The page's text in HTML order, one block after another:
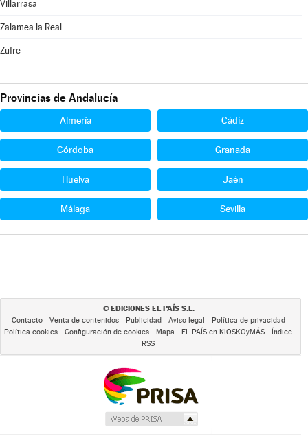
Villarrasa
Zalamea la Real
Zufre
Provincias de Andalucía
Almería Cádiz
Córdoba Granada
Huelva Jaén
Málaga Sevilla
© EDICIONES EL PAÍS S.L.
Contacto Venta de contenidos Publicidad Aviso legal
Política de privacidad
Política cookies
Configuración de cookies Mapa EL PAÍS en KIOSKOyMÁS
Índice
RSS